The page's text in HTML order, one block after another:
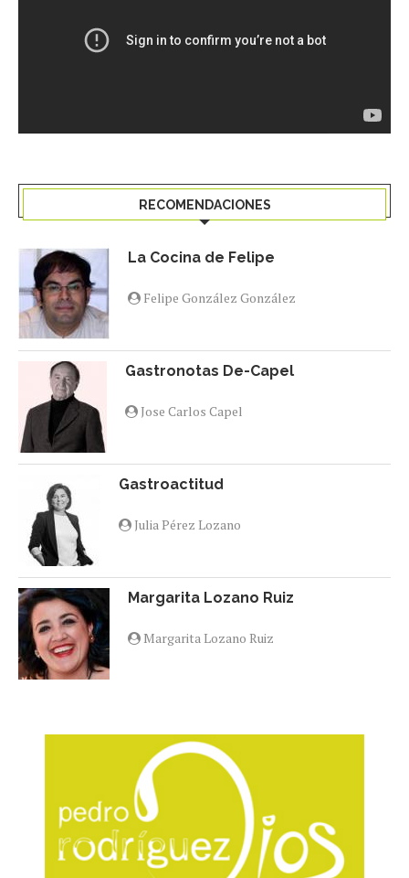
RECOMENDACIONES
La Cocina de Felipe
Felipe González González
Gastronotas De-Capel
Jose Carlos Capel
Gastroactitud
Julia Pérez Lozano
Margarita Lozano Ruiz
Margarita Lozano Ruiz